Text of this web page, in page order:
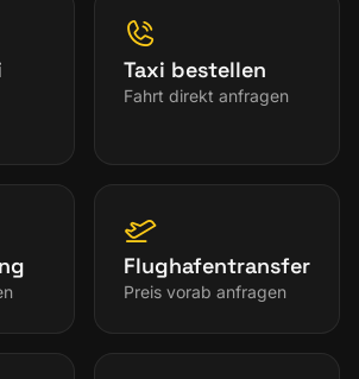
Taxi bestellen
Fahrt direkt anfragen
Flughafentransfer
Preis vorab anfragen